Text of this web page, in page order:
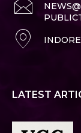
LATEST